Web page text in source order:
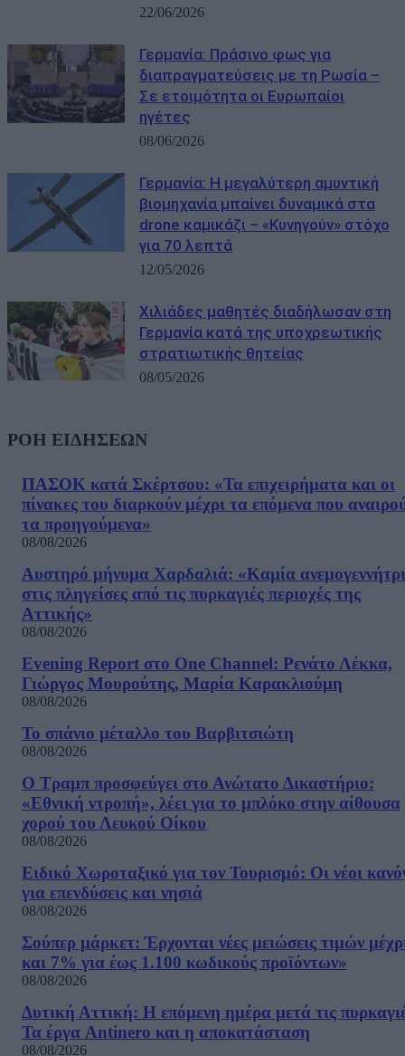
22/06/2026
Γερμανία: Πράσινο φως για
διαπραγματεύσεις με τη Ρωσία –
Σε ετοιμότητα οι Ευρωπαίοι
ηγέτες
08/06/2026
Γερμανία: Η μεγαλύτερη αμυντική
βιομηχανία μπαίνει δυναμικά στα
drone καμικάζι – «Κυνηγούν» στόχο
για 70 λεπτά
12/05/2026
Χιλιάδες μαθητές διαδήλωσαν στη
Γερμανία κατά της υποχρεωτικής
στρατιωτικής θητείας
08/05/2026
ΡΟΗ ΕΙΔΗΣΕΩΝ
ΠΑΣΟΚ κατά Σκέρτσου: «Τα επιχειρήματα και οι
πίνακες του διαρκούν μέχρι τα επόμενα που
τα προηγούμενα»
08/08/2026
Αυστηρό μήνυμα Χαρδαλιά: «Καμία
στις πληγείσες από τις πυρκαγιές περιοχές της
Αττικής»
08/08/2026
Evening Report στο One Channel: Ρενάτο Λέκκα,
Γιώργος Μουρούτης, Μαρία Καρακλιούμη
08/08/2026
Το σπάνιο μέταλλο του Βαρβιτσιώτη
08/08/2026
Ο Τραμπ προσφεύγει στο Ανώτατο Δικαστήριο:
«Εθνική ντροπή», λέει για το μπλόκο στην αίθουσα
χορού του Λευκού Οίκου
08/08/2026
Ειδικό Χωροταξικό για τον Τουρισμό: Οι νέοι
για επενδύσεις και νησιά
08/08/2026
Σούπερ μάρκετ: Έρχονται νέες μειώσεις τιμών
και 7% για έως 1.100 κωδικούς προϊόντων»
08/08/2026
Δυτική Αττική: Η επόμενη ημέρα μετά τις
Τα έργα Antinero και η αποκατάσταση
08/08/2026